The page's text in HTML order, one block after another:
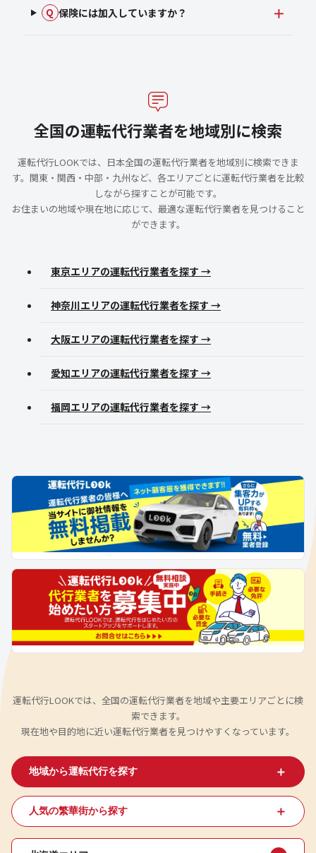
Q 保険には加入していますか？
全国の運転代行業者を地域別に検索
運転代行LOOKでは、日本全国の運転代行業者を地域別に検索できま
す。関東・関西・中部・九州など、各エリアごとに運転代行業者を比較
しながら探すことが可能です。
お住まいの地域や現在地に応じて、最適な運転代行業者を見つけること
ができます。
東京エリアの運転代行業者を探す →
神奈川エリアの運転代行業者を探す →
大阪エリアの運転代行業者を探す →
愛知エリアの運転代行業者を探す →
福岡エリアの運転代行業者を探す →
運転代行LOOKでは、全国の運転代行業者を地域や主要エリアごとに検
索できます。
現在地や目的地に近い運転代行業者を見つけやすくなっています。
地域から運転代行を探す ＋
人気の繁華街から探す ＋